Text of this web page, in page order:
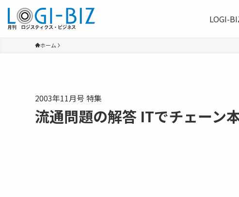
LOGI-
ホーム
2003年11月号 特集
流通問題の解答 ITでチェーン